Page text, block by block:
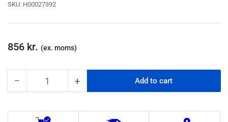
SKU: H00027392
Regular
856 kr. (ex. moms)
− Decrease
Quantity +Increase
Add to cart